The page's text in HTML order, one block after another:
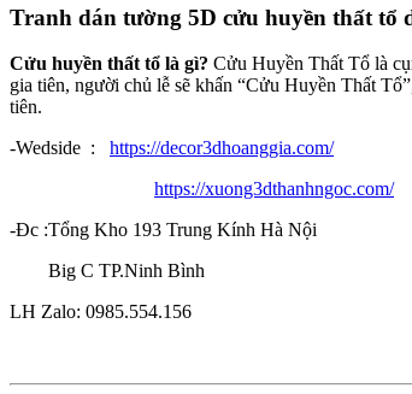
Tranh dán tường 5D cửu huyền thất tổ
Cửu huyền thất tổ là gì? Cửu Huyền Thất Tổ là
gia tiên, người chủ lễ sẽ khấn “Cửu Huyền Thất
tiên.
-Wedside : https://decor3dhoanggia.com/
https://xuong3dthanhngoc.com/
-Đc :Tổng Kho 193 Trung Kính Hà Nội
Big C TP.Ninh Bình
LH Zalo: 0985.554.156